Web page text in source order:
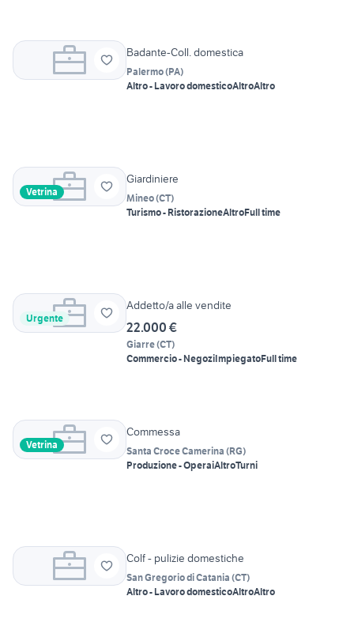
Badante-Coll. domestica
Palermo(PA)
Altro - Lavoro domesticoAltroAltro
Vetrina
Giardiniere
Mineo(CT)
Turismo - RistorazioneAltroFull time
Urgente
Addetto/a alle vendite
22.000 €
Giarre(CT)
Commercio - NegoziImpiegatoFull time
Vetrina
Commessa
Santa Croce Camerina (RG)
Produzione - OperaiAltroTurni
Colf - pulizie domestiche
San Gregorio di Catania (CT)
Altro - Lavoro domesticoAltroAltro